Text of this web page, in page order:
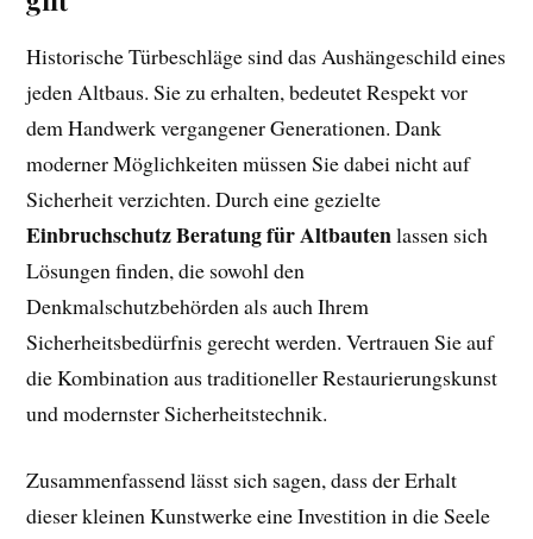
Historische Türbeschläge sind das Aushängeschild eines
jeden Altbaus. Sie zu erhalten, bedeutet Respekt vor
dem Handwerk vergangener Generationen. Dank
moderner Möglichkeiten müssen Sie dabei nicht auf
Sicherheit verzichten. Durch eine gezielte
Einbruchschutz Beratung für Altbautenlassen sich
Lösungen finden, die sowohl den
Denkmalschutzbehörden als auch Ihrem
Sicherheitsbedürfnis gerecht werden. Vertrauen Sie auf
die Kombination aus traditioneller Restaurierungskunst
und modernster Sicherheitstechnik.
Zusammenfassend lässt sich sagen, dass der Erhalt
dieser kleinen Kunstwerke eine Investition in die Seele